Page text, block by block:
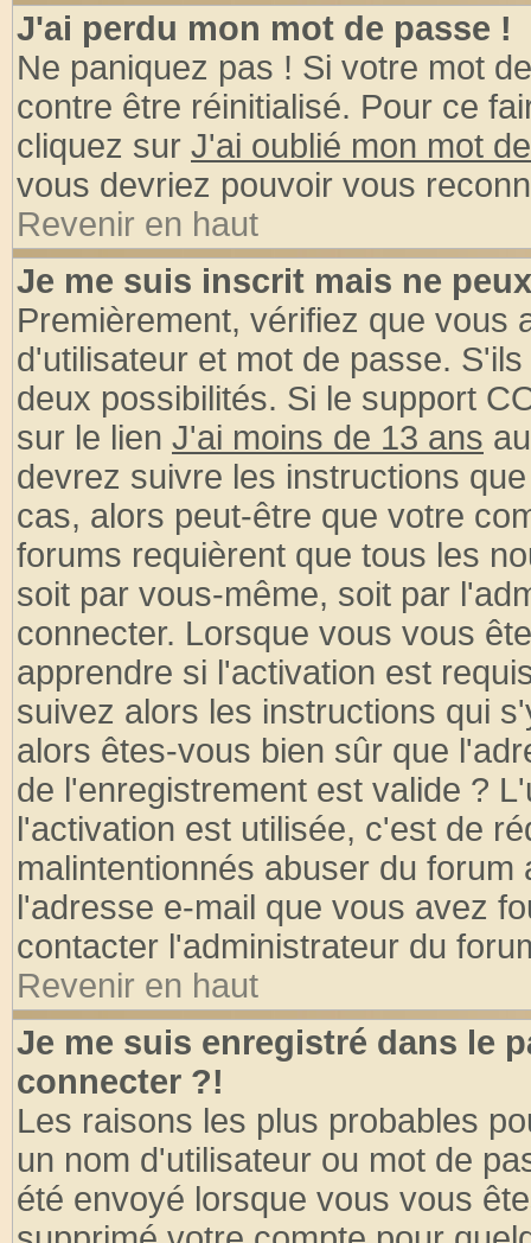
J'ai perdu mon mot de passe !
Ne paniquez pas ! Si votre mot
contre être réinitialisé. Pour ce
cliquez sur J'ai oublié mon mot
vous devriez pouvoir vous
Revenir en haut
Je me suis inscrit mais ne
Premièrement, vérifiez que vous
d'utilisateur et mot de passe.
deux possibilités. Si le support
sur le lien J'ai moins de 13 ans
devrez suivre les instructions
cas, alors peut-être que votre
forums requièrent que tous les
soit par vous-même, soit par
connecter. Lorsque vous vous
apprendre si l'activation est
suivez alors les instructions qui
alors êtes-vous bien sûr que
de l'enregistrement est valide ?
l'activation est utilisée, c'est de
malintentionnés abuser du
l'adresse e-mail que vous avez
contacter l'administrateur du
Revenir en haut
Je me suis enregistré dans le
connecter ?!
Les raisons les plus probables
un nom d'utilisateur ou mot de
été envoyé lorsque vous vous